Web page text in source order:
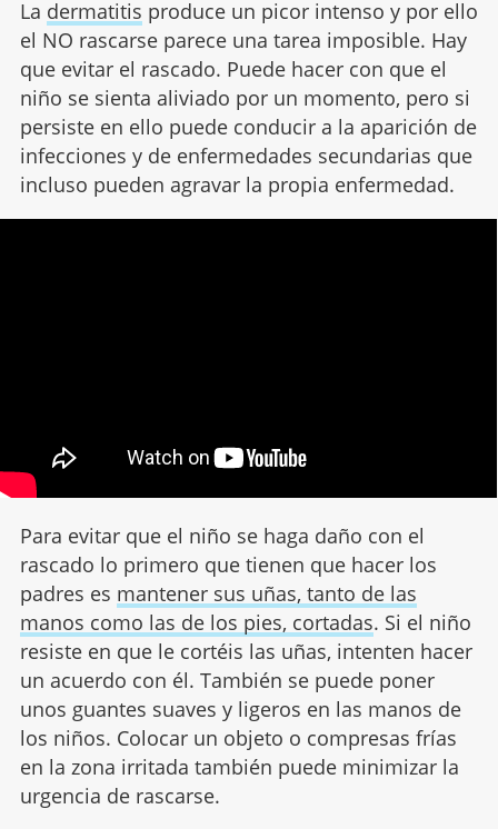
La dermatitis produce un picor intenso y por ello
el NO rascarse parece una tarea imposible. Hay
que evitar el rascado. Puede hacer con que el
niño se sienta aliviado por un momento, pero si
persiste en ello puede conducir a la aparición de
infecciones y de enfermedades secundarias que
incluso pueden agravar la propia enfermedad.
Para evitar que el niño se haga daño con el
rascado lo primero que tienen que hacer los
padres es mantener sus uñas, tanto de las
manos como las de los pies, cortadas. Si el niño
resiste en que le cortéis las uñas, intenten hacer
un acuerdo con él. También se puede poner
unos guantes suaves y ligeros en las manos de
los niños. Colocar un objeto o compresas frías
en la zona irritada también puede minimizar la
urgencia de rascarse.